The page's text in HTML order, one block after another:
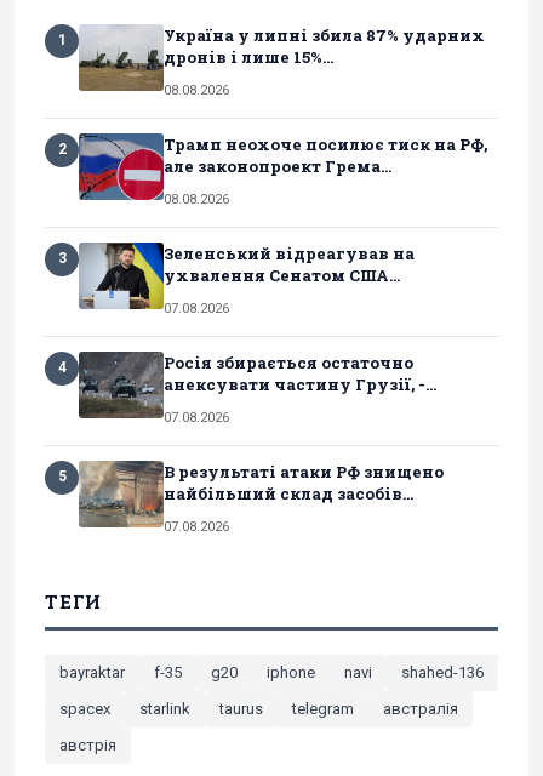
1
Україна у липні збила 87% ударних
дронів і лише 15%...
08.08.2026
2
Трамп неохоче посилює тиск на РФ,
але законопроект Грема...
08.08.2026
3
Зеленський відреагував на
ухвалення Сенатом США...
07.08.2026
4
Росія збирається остаточно
анексувати частину Грузії, -...
07.08.2026
5
В результаті атаки РФ знищено
найбільший склад засобів...
07.08.2026
ТЕГИ
bayraktar f-35 g20 iphone navi
shahed-136
spacex
starlink taurus telegram
австралія
австрія